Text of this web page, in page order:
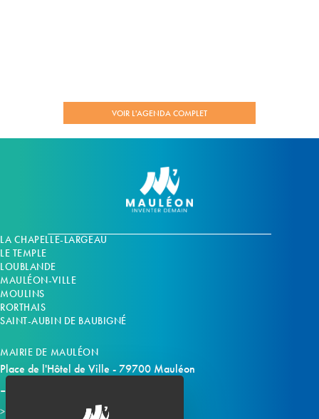
VOIR L'AGENDA COMPLET
LA CHAPELLE-LARGEAU
LE TEMPLE
LOUBLANDE
MAULÉON-VILLE
MOULINS
RORTHAIS
SAINT-AUBIN DE BAUBIGNÉ
MAIRIE DE MAULÉON
Place de l'Hôtel de Ville - 79700 Mauléon
Horaires d'ouverture